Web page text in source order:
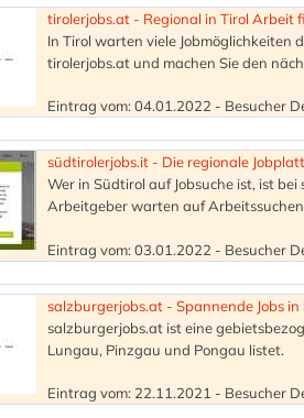
tirolerjobs.at - Regional in Tirol Arbeit
In Tirol warten viele Jobmöglichkeiten
tirolerjobs.at und machen Sie den
Eintrag vom: 04.01.2022 - Besucher
südtirolerjobs.it - Die regionale
Wer in Südtirol auf Jobsuche ist, ist
Arbeitgeber warten auf
Eintrag vom: 03.01.2022 - Besucher
salzburgerjobs.at - Spannende Jobs
salzburgerjobs.at ist eine
Lungau, Pinzgau und Pongau listet.
Eintrag vom: 22.11.2021 - Besucher